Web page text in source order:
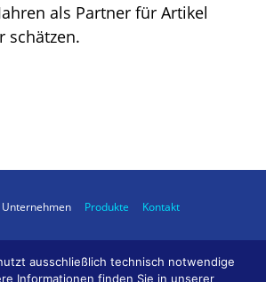
als Partner für Artikel
schätzen.
Unternehmen Produkte
Kontakt
ausschließlich technisch notwendige
Informationen finden Sie in unserer